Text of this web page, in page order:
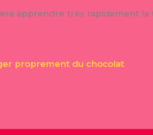
apprendre très rapidement la
proprement du chocolat